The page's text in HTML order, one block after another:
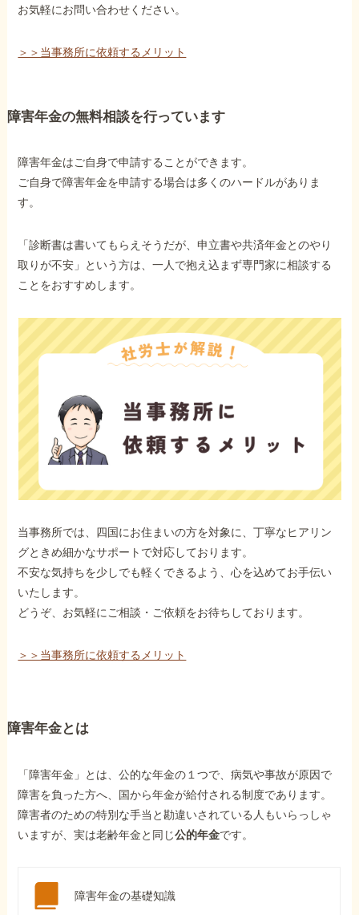
お気軽にお問い合わせください。
＞＞当事務所に依頼するメリット
障害年金の無料相談を行っています
障害年金はご自身で申請することができます。
ご自身で障害年金を申請する場合は多くのハードルがありま
す。
「診断書は書いてもらえそうだが、申立書や共済年金とのやり
取りが不安」という方は、一人で抱え込まず専門家に相談する
ことをおすすめします。
当事務所では、四国にお住まいの方を対象に、丁寧なヒアリン
グときめ細かなサポートで対応しております。
不安な気持ちを少しでも軽くできるよう、心を込めてお手伝い
いたします。
どうぞ、お気軽にご相談・ご依頼をお待ちしております。
＞＞当事務所に依頼するメリット
障害年金とは
「障害年金」とは、公的な年金の１つで、病気や事故が原因で
障害を負った方へ、国から年金が給付される制度であります。
障害者のための特別な手当と勘違いされている人もいらっしゃ
いますが、実は老齢年金と同じ公的年金です。
障害年金の基礎知識